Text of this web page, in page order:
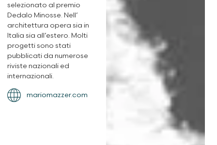
selezionato al premio
Dedalo Minosse. Nell’
architettura opera sia in
Italia sia all’estero. Molti
progetti sono stati
pubblicati da numerose
riviste nazionali ed
internazionali.
mariomazzer.com